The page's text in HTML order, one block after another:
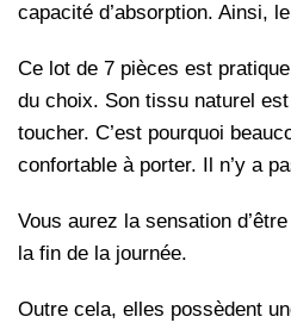
capacité d’absorption. Ainsi,
Ce lot de 7 pièces est
du choix. Son tissu naturel
toucher. C’est pourquoi
confortable à porter. Il n’y a
Vous aurez la sensation
la fin de la journée.
Outre cela, elles possèdent